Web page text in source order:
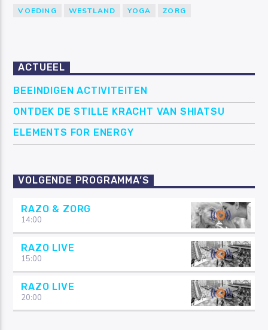
VOEDING
WESTLAND YOGA ZORG
ACTUEEL
BEEINDIGEN ACTIVITEITEN
ONTDEK DE STILLE KRACHT VAN SHIATSU
ELEMENTS FOR ENERGY
VOLGENDE PROGRAMMA’S
RAZO & ZORG
14:00
RAZO LIVE
15:00
RAZO LIVE
20:00